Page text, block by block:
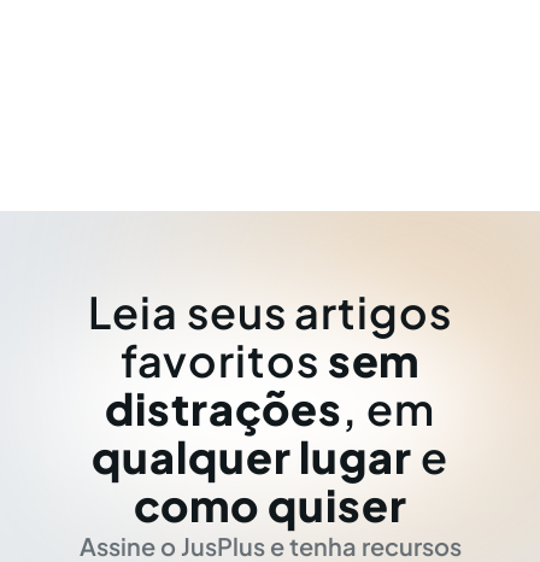
Leia seus artigos
favoritos sem
distrações, em
qualquer lugar e
como quiser
Assine o JusPlus e tenha recursos